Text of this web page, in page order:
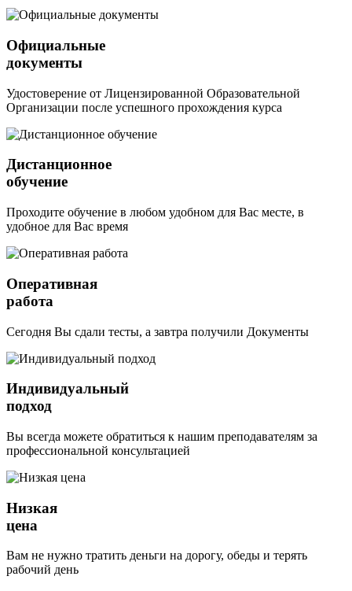
Официальные
документы
Удостоверение от Лицензированной Образовательной
Организации после успешного прохождения курса
Дистанционное
обучение
Проходите обучение в любом удобном для Вас месте, в
удобное для Вас время
Оперативная
работа
Сегодня Вы сдали тесты, а завтра получили Документы
Индивидуальный
подход
Вы всегда можете обратиться к нашим преподавателям за
профессиональной консультацией
Низкая
цена
Вам не нужно тратить деньги на дорогу, обеды и терять
рабочий день